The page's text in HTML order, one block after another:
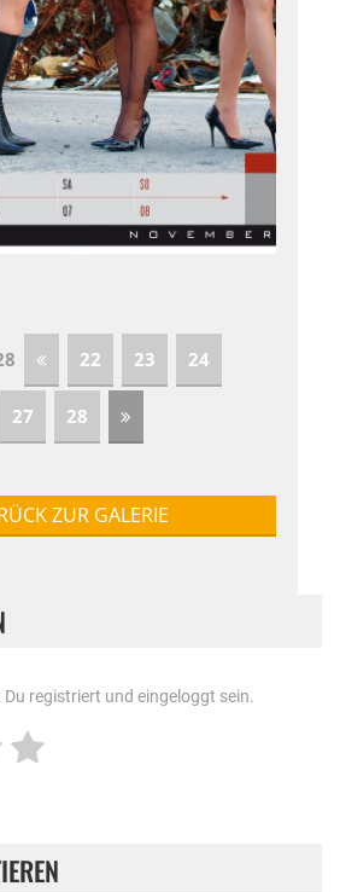
22 23 24
27 28
ZUR GALERIE
registriert und eingeloggt sein.